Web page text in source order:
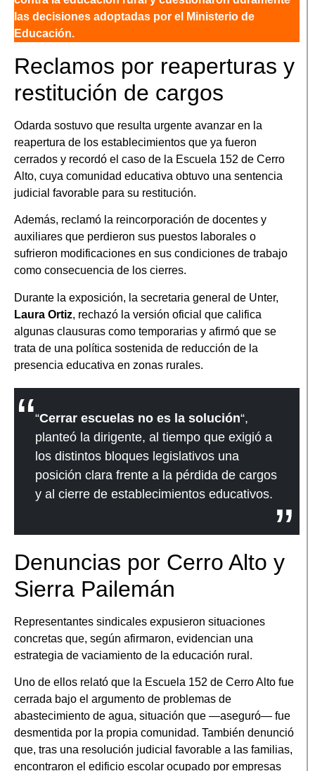
las decisiones adoptadas por el Ministerio de
Educación.
Reclamos por reaperturas y
restitución de cargos
Odarda sostuvo que resulta urgente avanzar en la
reapertura de los establecimientos que ya fueron
cerrados y recordó el caso de la Escuela 152 de Cerro
Alto, cuya comunidad educativa obtuvo una sentencia
judicial favorable para su restitución.
Además, reclamó la reincorporación de docentes y
auxiliares que perdieron sus puestos laborales o
sufrieron modificaciones en sus condiciones de trabajo
como consecuencia de los cierres.
Durante la exposición, la secretaria general de Unter,
Laura Ortiz, rechazó la versión oficial que califica
algunas clausuras como temporarias y afirmó que se
trata de una política sostenida de reducción de la
presencia educativa en zonas rurales.
“Cerrar escuelas no es la solución“,
planteó la dirigente, al tiempo que exigió a
los distintos bloques legislativos una
posición clara frente a la pérdida de cargos
y al cierre de establecimientos educativos.
Denuncias por Cerro Alto y
Sierra Pailemán
Representantes sindicales expusieron situaciones
concretas que, según afirmaron, evidencian una
estrategia de vaciamiento de la educación rural.
Uno de ellos relató que la Escuela 152 de Cerro Alto fue
cerrada bajo el argumento de problemas de
abastecimiento de agua, situación que —aseguró— fue
desmentida por la propia comunidad. También denunció
que, tras una resolución judicial favorable a las familias,
encontraron el edificio escolar ocupado por empresas